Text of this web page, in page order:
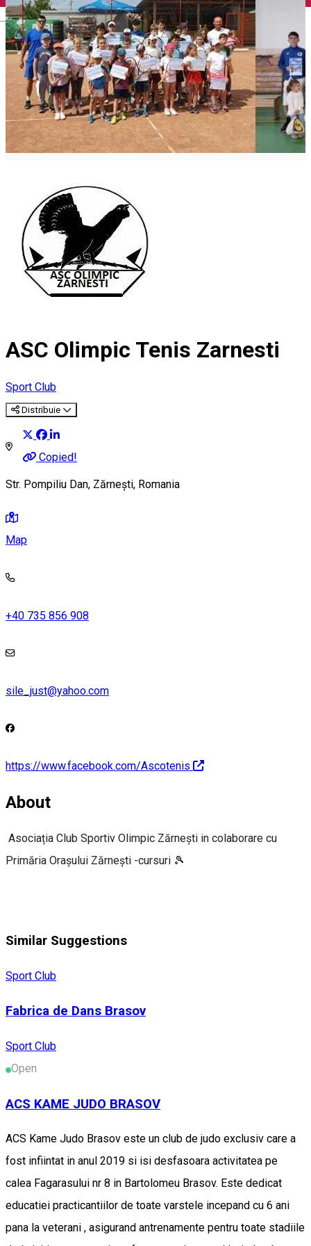
English
ASC Olimpic Tenis Zarnesti
Sport Club
Distribuie
Copied!
Str. Pompiliu Dan, Zărnești, Romania
Map
+40 735 856 908
sile_just@yahoo.com
https://www.facebook.com/Ascotenis
About
Asociația Club Sportiv Olimpic Zărnești in colaborare cu
Primăria Orașului Zărnești -cursuri 🎾
Similar Suggestions
Sport Club
Fabrica de Dans Brasov
Sport Club
Open
ACS KAME JUDO BRASOV
ACS Kame Judo Brasov este un club de judo exclusiv care a
fost infiintat in anul 2019 si isi desfasoara activitatea pe
calea Fagarasului nr 8 in Bartolomeu Brasov. Este dedicat
educatiei practicantiilor de toate varstele incepand cu 6 ani
pana la veterani , asigurand antrenamente pentru toate stadiile